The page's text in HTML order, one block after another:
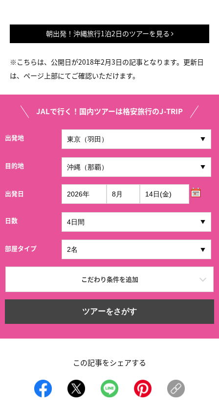
朝出発！沖縄旅行1泊2日のツアーを見る
※こちらは、公開日が2018年2月3日の記事となります。更新日
は、ページ上部にてご確認いただけます。
JALで行く！国内ツアーは格安旅行のJ-TRIP
出発地
目的地
出発日
日数
部屋タイプ
こだわり条件を追加
ツアーをさがす
この記事をシェアする